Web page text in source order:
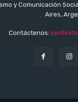
y Comunicación
Aires,
Contáctenos: